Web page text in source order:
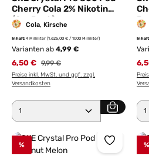
Cherry Cola 2% Nikotin
(2er Pack)
Cola, Kirsche
Inhalt:4 Milliliter (1.625,00 € / 1000 Milliliter)
Varianten ab 4,99 €
6,50 € Regulärer Preis:
9,99 €
Preise inkl. MwSt. und ggf. zzgl.
Versandkosten
Produkt Anzahl: Gib den
% %